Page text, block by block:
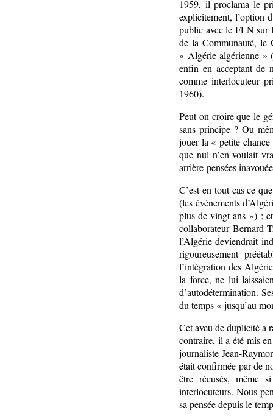
1959, il proclama le
explicitement, l’option
public avec le FLN sur
de la Communauté, le
« Algérie algérienne »
enfin en acceptant de
comme interlocuteur
1960).
Peut-on croire que le
sans principe ? Ou
jouer la « petite
que nul n’en voulait
arrière-pensées
C’est en tout cas ce
(les événements
plus de vingt ans ») ;
collaborateur Bernard
l’Algérie deviendrait
rigoureusement
l’intégration des
la force, ne lui
d’autodétermination.
du temps « jusqu’au
Cet aveu de duplicité a
contraire, il a été mis
journaliste Jean-
était confirmée par de
être récusés, même
interlocuteurs. Nous
sa pensée depuis le